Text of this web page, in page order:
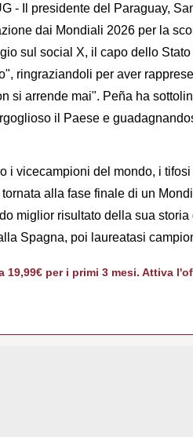
- Il presidente del Paraguay,
dai Mondiali 2026 per la
sul social X, il capo dello
ringraziandoli per aver
si arrende mai". Peña ha
il Paese e
i vicecampioni del mondo, i
alla fase finale di un
miglior risultato della sua storia
Spagna, poi laureatasi
19,99€ per i primi 3 mesi. Attiva